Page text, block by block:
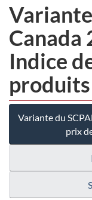
Canada
Indice
Variante du
prix